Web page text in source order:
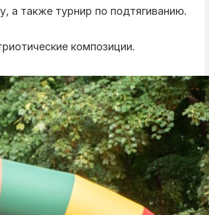
а также турнир по подтягиванию.
композиции.